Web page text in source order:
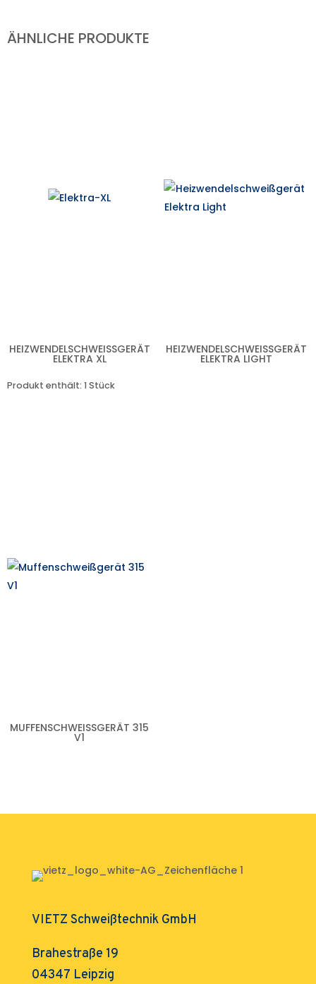
ÄHNLICHE PRODUKTE
HEIZWENDELSCHWEISSGERÄT E
LEKTRA XL
Produkt enthält: 1 Stück
HEIZWENDELSCHWEISSGERÄT E
LEKTRA LIGHT
MUFFENSCHWEISSGERÄT 315 V
1
VIETZ Schweißtechnik GmbH
Brahestraße 19
04347 Leipzig